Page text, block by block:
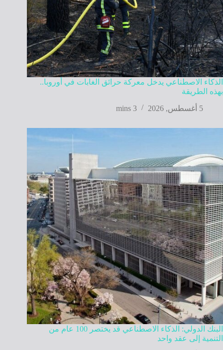
الذكاء الاصطناعي يدخل معركة حرائق الغابات في أوروبا..
بهذه الطريقة
5 أغسطس, 2026
3 mins
البنك الدولي: الذكاء الاصطناعي قد يختصر 100 عام من
التنمية إلى عقد واحد